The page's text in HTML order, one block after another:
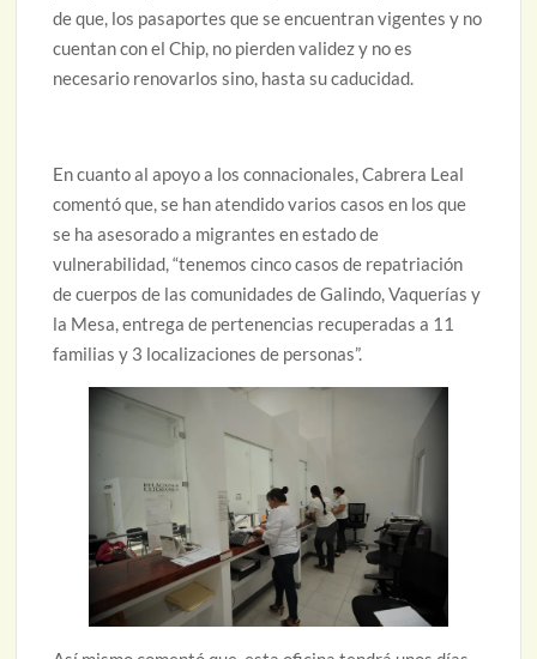
de que, los pasaportes que se encuentran vigentes y no
cuentan con el Chip, no pierden validez y no es
necesario renovarlos sino, hasta su caducidad.
En cuanto al apoyo a los connacionales, Cabrera Leal
comentó que, se han atendido varios casos en los que
se ha asesorado a migrantes en estado de
vulnerabilidad, “tenemos cinco casos de repatriación
de cuerpos de las comunidades de Galindo, Vaquerías y
la Mesa, entrega de pertenencias recuperadas a 11
familias y 3 localizaciones de personas”.